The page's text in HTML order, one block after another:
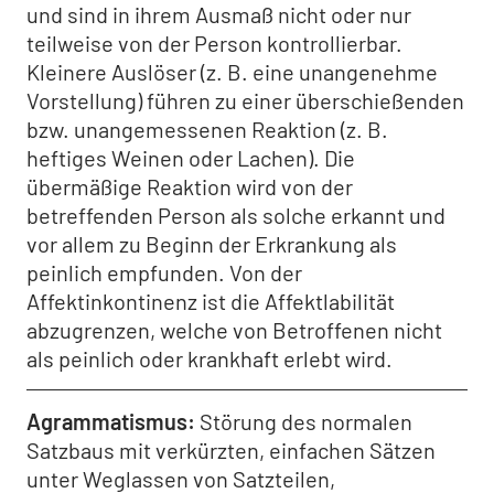
und sind in ihrem Ausmaß nicht oder nur
teilweise von der Person kontrollierbar.
Kleinere Auslöser (z. B. eine unangenehme
Vorstellung) führen zu einer überschießenden
bzw. unangemessenen Reaktion (z. B.
heftiges Weinen oder Lachen). Die
übermäßige Reaktion wird von der
betreffenden Person als solche erkannt und
vor allem zu Beginn der Erkrankung als
peinlich empfunden. Von der
Affektinkontinenz ist die Affektlabilität
abzugrenzen, welche von Betroffenen nicht
als peinlich oder krankhaft erlebt wird.
Agrammatismus Störung des normalen
Satzbaus mit verkürzten, einfachen Sätzen
unter Weglassen von Satzteilen,